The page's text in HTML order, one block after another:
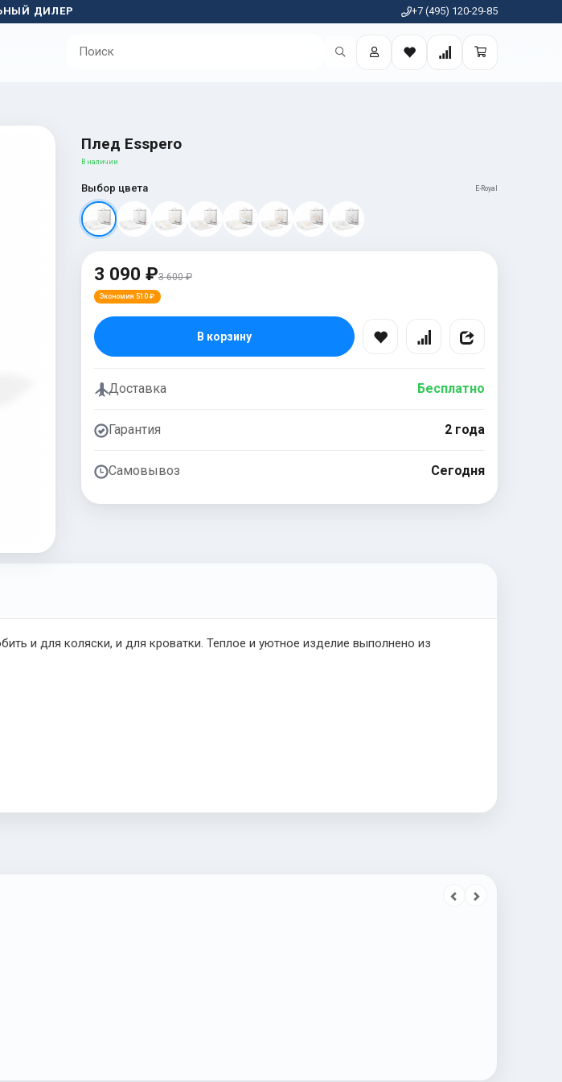
ДИЛЕР +7 (495) 120-29-85
Плед Esspero
В наличии
Выбор цвета E-Royal
3 090 ₽3 600 ₽
Экономия 510 ₽
В корзину
Доставка Бесплатно
Гарантия 2 года
Самовывоз Сегодня
и для коляски, и для кроватки. Теплое и уютное изделие выполнено из